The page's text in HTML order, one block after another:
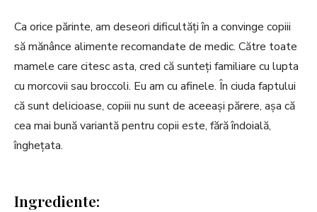
Ca orice părinte, am deseori dificultăți în a convinge copiii
să mănânce alimente recomandate de medic. Către toate
mamele care citesc asta, cred că sunteți familiare cu lupta
cu morcovii sau broccoli. Eu am cu afinele. În ciuda faptului
că sunt delicioase, copiii nu sunt de aceeași părere, așa că
cea mai bună variantă pentru copii este, fără îndoială,
înghețata.
Ingrediente: